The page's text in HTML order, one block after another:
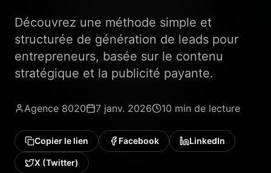
Découvrez une méthode simple et
structurée de génération de leads pour
entrepreneurs, basée sur le contenu
stratégique et la publicité payante.
Agence 8020 7 janv. 2026 10 min de lecture
Copier le lien Facebook LinkedIn
X (Twitter)